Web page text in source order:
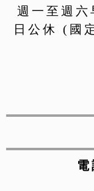
週一至週
日公休 (國